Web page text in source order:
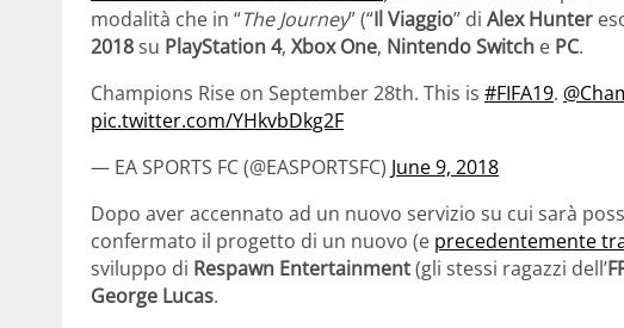
modalità che in “The Journey” (“Il Viaggio” di Alex Hunter
2018su PlayStation 4, Xbox One, Nintendo Switch e PC.
Champions Rise on September 28th. This is #FIFA19.
pic.twitter.com/YHkvbDkg2F
— EA SPORTS FC (@EASPORTSFC) June 9, 2018
Dopo aver accennato ad un nuovo servizio su cui sarà
confermato il progetto di un nuovo (e precedentemente
sviluppo di Respawn Entertainment(gli stessi ragazzi dell’
George Lucas.